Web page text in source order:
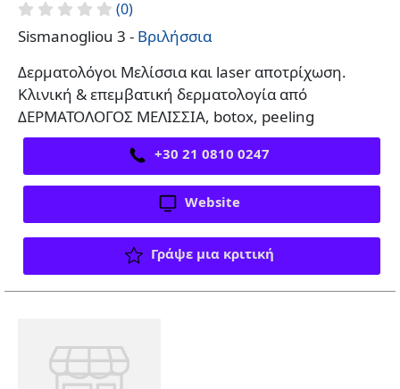
(0)
Sismanogliou 3 - Βριλήσσια
Δερματολόγοι Μελίσσια και laser αποτρίχωση.
Κλινική & επεμβατική δερματολογία από
ΔΕΡΜΑΤΟΛΟΓΟΣ ΜΕΛΙΣΣΙΑ, botox, peeling
+30 21 0810 0247
Website
Γράψε μια κριτική